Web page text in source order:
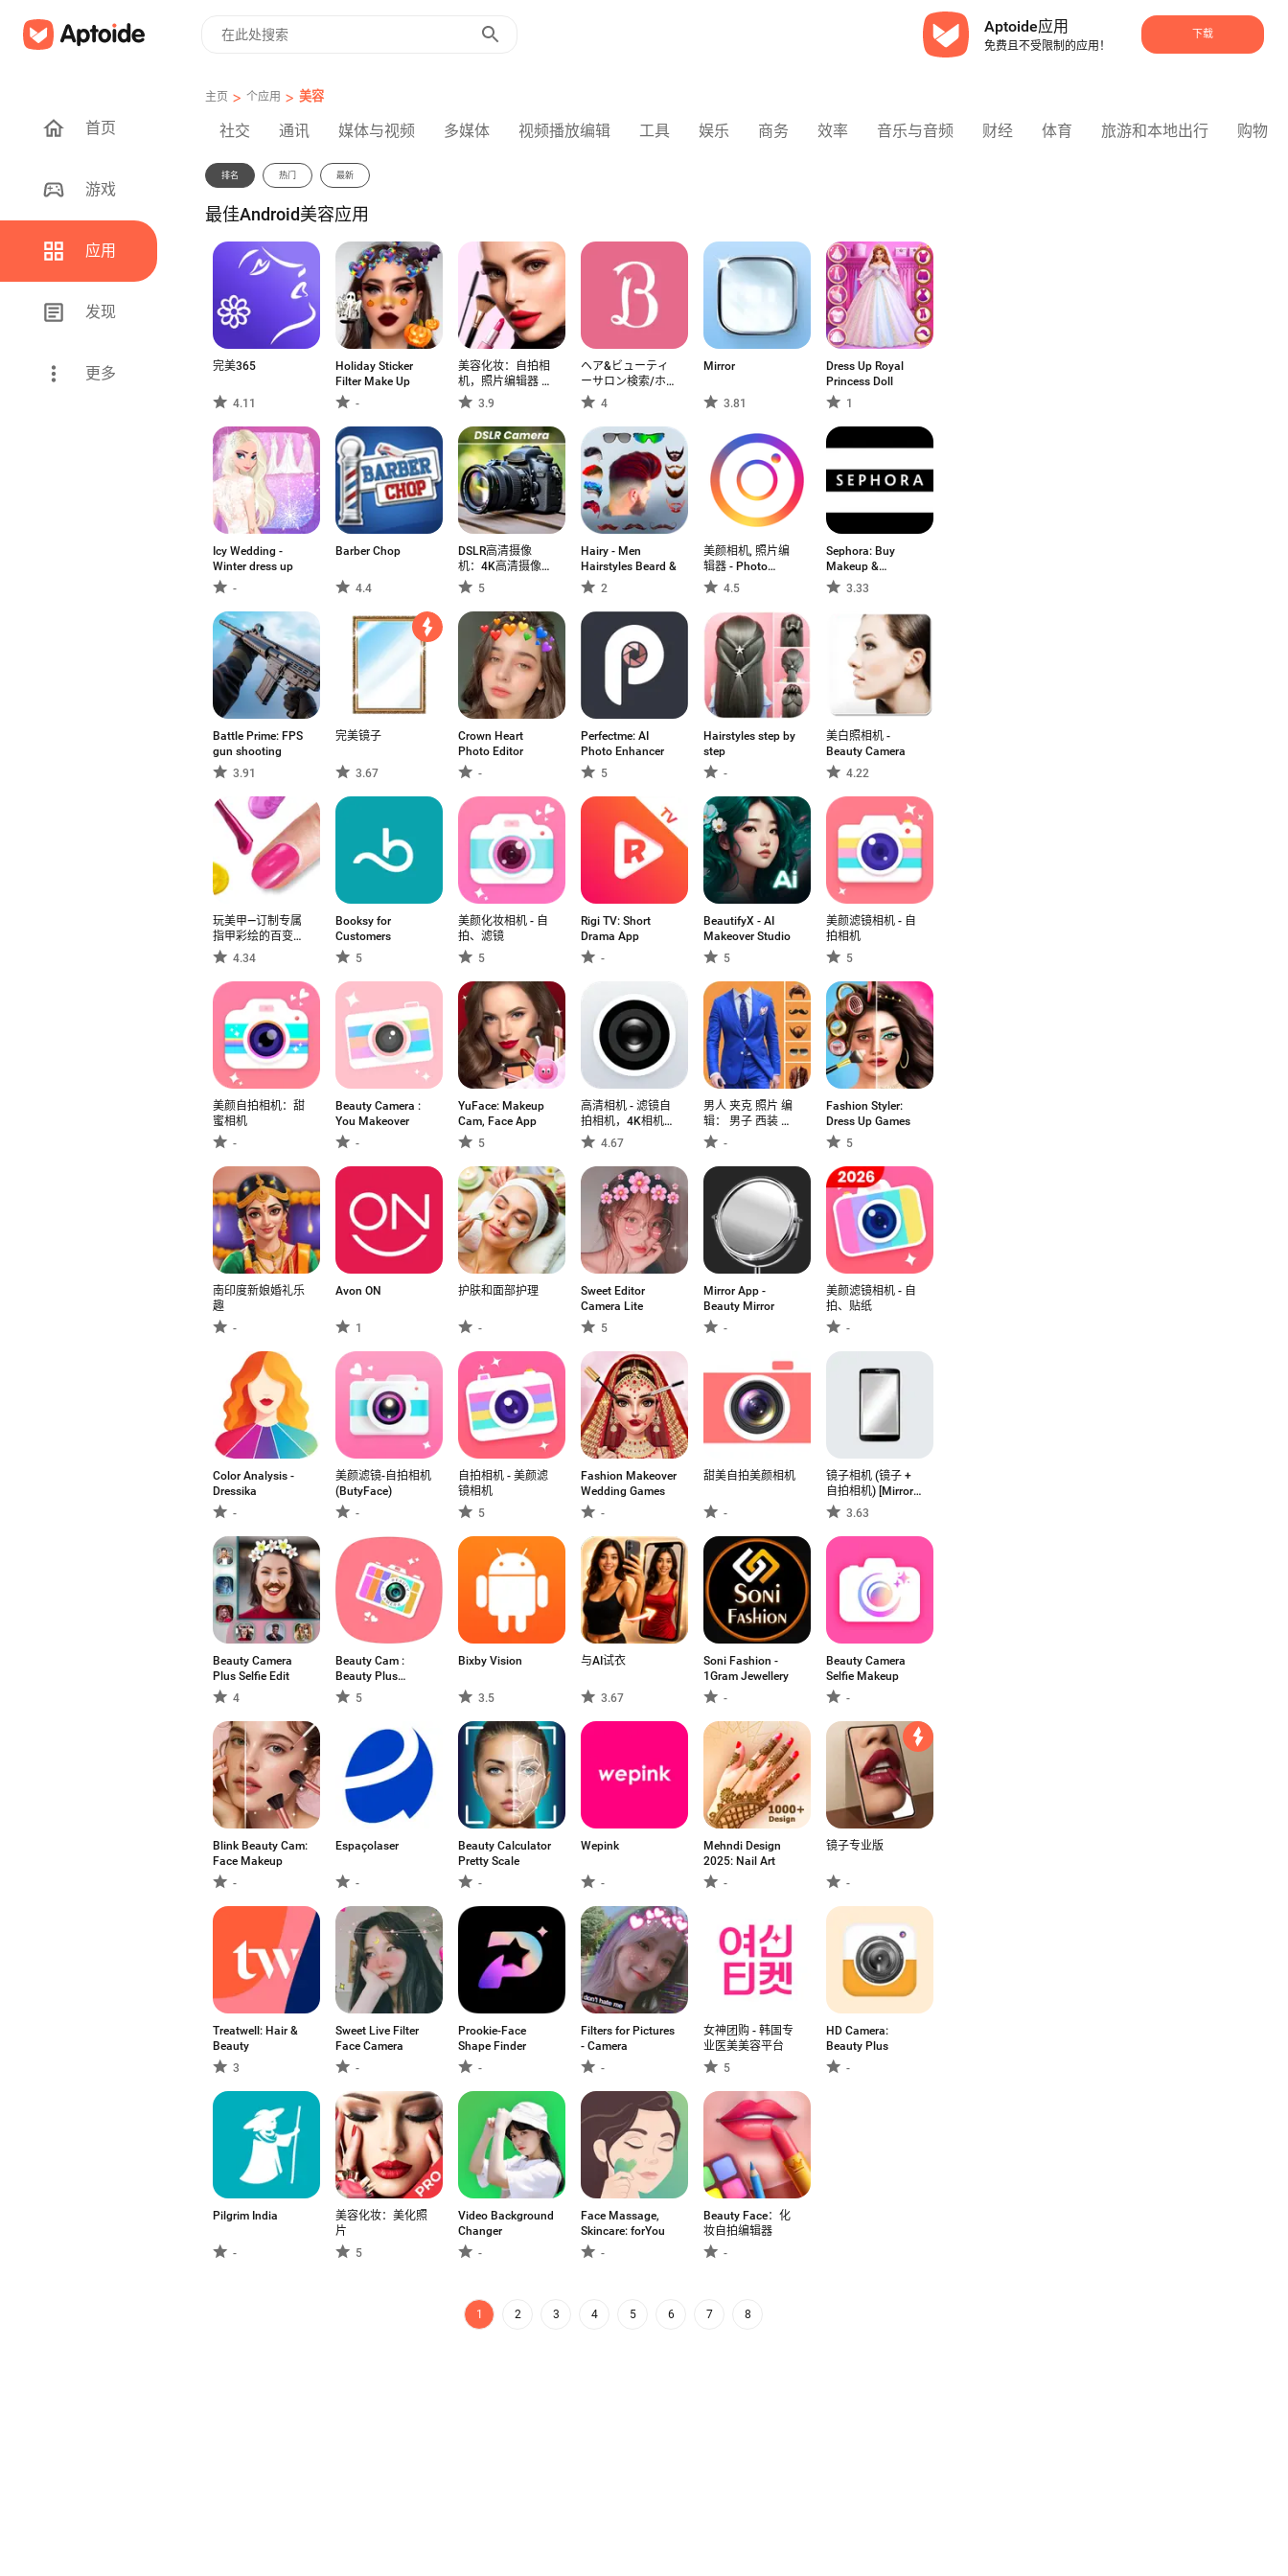
Aptoide应用
免费且不受限制的应用！
下载
首页
游戏
应用
发现
更多
主页 > 个应用 > 美容
社交 通讯 媒体与视频 多媒体 视频播放编辑 工具 娱乐 商务 效率 音乐与音频 财经 体育 旅游和本地出行 购物
排名 热门 最新
最佳Android美容应用
完美365
4.11
Holiday Sticker
Filter Make Up
-
美容化妆：自拍相
机，照片编辑器 带
有滤镜和效果的相
机
3.9
ヘア&ビューティ
ーサロン検索/ホ
ットペッパービュ
ーティー
4
Mirror
3.81
Dress Up Royal
Princess Doll
1
Icy Wedding -
Winter dress up
-
Barber Chop
4.4
DSLR高清摄像
机：4K高清摄像机
超模糊效果
5
Hairy - Men
Hairstyles Beard &
2
美颜相机, 照片编
辑器 - Photo
Editor4.5
Sephora: Buy
Makeup &
Skincare
3.33
Battle Prime: FPS
gun shooting
3.91
完美镜子
3.67
Crown Heart
Photo Editor
-
Perfectme: AI
Photo Enhancer
5
Hairstyles step by
step
-
美白照相机 -
Beauty Camera
4.22
玩美甲—订制专属
指甲彩绘的百变时
尚美甲沙龙
4.34
Booksy for
Customers
5
美颜化妆相机 - 自
拍、滤镜
5
Rigi TV: Short
Drama App
-
BeautifyX - AI
Makeover Studio
5
美颜滤镜相机 - 自
拍相机
5
美颜自拍相机：甜
蜜相机
-
Beauty Camera :
You Makeover
-
YuFace: Makeup
Cam, Face App
5
高清相机 - 滤镜自
拍相机，4K相机，
照片编辑器
4.67
男人 夹克 照片 编
辑： 男子 西装 更
换器 -
Fashion Styler:
Dress Up Games
5
南印度新娘婚礼乐
趣
-
Avon ON
1
护肤和面部护理
-
Sweet Editor
Camera Lite
5
Mirror App -
Beauty Mirror
-
美颜滤镜相机 - 自
拍、贴纸
-
Color Analysis -
Dressika
-
美颜滤镜-自拍相机
(ButyFace)
-
自拍相机 - 美颜滤
镜相机
5
Fashion Makeover
Wedding Games
-
甜美自拍美颜相机
-
镜子相机 (镜子 +
自拍相机) [Mirror
Camer
3.63
Beauty Camera
Plus Selfie Edit
4
Beauty Cam :
Beauty Plus
Camera
5
Bixby Vision
3.5
与AI试衣
3.67
Soni Fashion -
1Gram Jewellery
-
Beauty Camera
Selfie Makeup
-
Blink Beauty Cam:
Face Makeup
-
Espaçolaser
-
Beauty Calculator
Pretty Scale
-
Wepink
-
Mehndi Design
2025: Nail Art
-
镜子专业版
-
Treatwell: Hair &
Beauty
3
Sweet Live Filter
Face Camera
-
Prookie-Face
Shape Finder
-
Filters for Pictures
- Camera
-
女神团购 - 韩国专
业医美美容平台
5
HD Camera:
Beauty Plus
-
Pilgrim India
-
美容化妆：美化照
片
5
Video Background
Changer
-
Face Massage,
Skincare: forYou
-
Beauty Face：化
妆自拍编辑器
-
1 2 3 4 5 6 7 8